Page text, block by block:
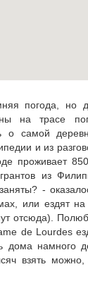
погода, но
на трасе
о самой
и из
проживает
из
-
или ездят
отсюда).
de Lourdes
дома намного
взять